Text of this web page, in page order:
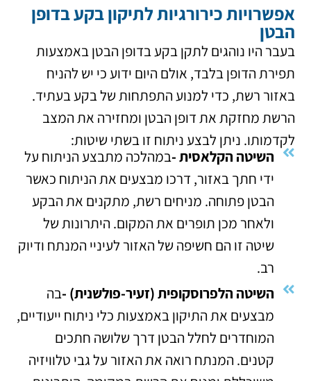
אפשרויות כירורגיות לתיקון בקע בדופן
הבטן
בעבר היו נוהגים לתקן בקע בדופן הבטן באמצעות
תפירת הדופן בלבד, אולם היום ידוע כי יש להניח
באזור רשת, כדי למנוע התפתחות של בקע בעתיד.
הרשת מחזקת את דופן הבטן ומחזירה את המצב
לקדמותו. ניתן לבצע ניתוח זו בשתי שיטות:
השיטה הקלאסית -במהלכה מתבצע הניתוח על
ידי חתך באזור, דרכו מבצעים את הניתוח כאשר
הבטן פתוחה. מניחים רשת, מתקנים את הבקע
ולאחר מכן תופרים את המקום. היתרונות של
שיטה זו הם חשיפה של האזור לעיניי המנתח ודיוק
רב.
השיטה הלפרוסקופית (זעיר-פולשנית) -בה
מבצעים את התיקון באמצעות כלי ניתוח ייעודיים,
המוחדרים לחלל הבטן דרך שלושה חתכים
קטנים. המנתח רואה את האזור על גבי טלוויזיה